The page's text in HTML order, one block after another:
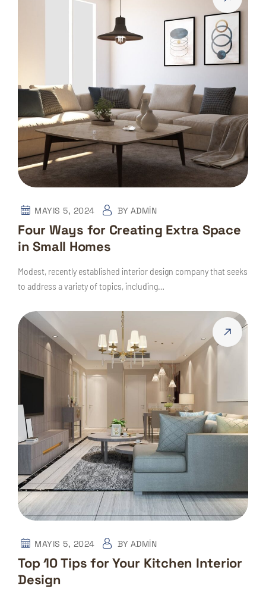
MAYIS 5, 2024 BY ADMIN
Four Ways for Creating Extra Space
in Small Homes
Modest, recently established interior design company that seeks
to address a variety of topics, including…
MAYIS 5, 2024 BY ADMIN
Top 10 Tips for Your Kitchen Interior
Design